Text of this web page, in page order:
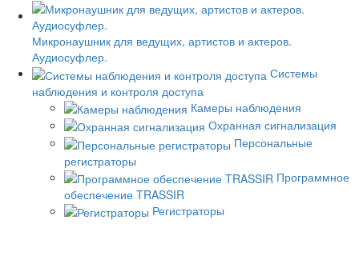
Микронаушник для ведущих, артистов и актеров.
Аудиосуфлер.
Системы
наблюдения и контроля доступа
Камеры наблюдения
Охранная сигнализация
Персональные
регистраторы
Программное
обеспечение TRASSIR
Регистраторы